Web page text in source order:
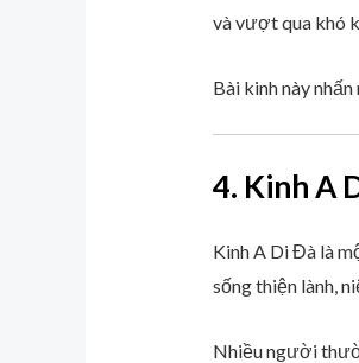
và vượt qua khó
Bài kinh này
4. Kinh A
Kinh A Di Đà là
sống thiện lành,
Nhiều người